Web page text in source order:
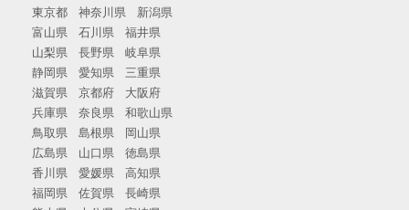
東京都
神奈川県
新潟県
富山県
石川県
福井県
山梨県
長野県
岐阜県
静岡県
愛知県
三重県
滋賀県
京都府
大阪府
兵庫県
奈良県
和歌山県
鳥取県
島根県
岡山県
広島県
山口県
徳島県
香川県
愛媛県
高知県
福岡県
佐賀県
長崎県